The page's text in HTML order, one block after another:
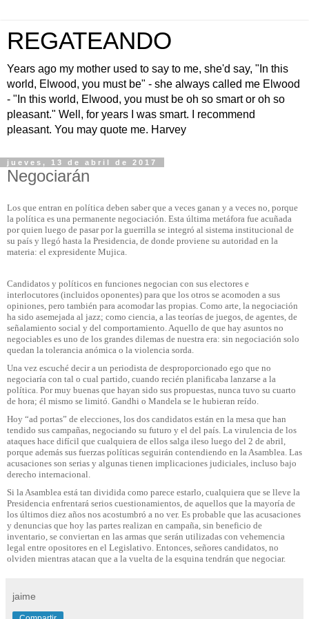
REGATEANDO
Years ago my mother used to say to me, she'd say, "In this
world, Elwood, you must be" - she always called me Elwood
- "In this world, Elwood, you must be oh so smart or oh so
pleasant." Well, for years I was smart. I recommend
pleasant. You may quote me. Harvey
jueves, 13 de abril de 2017
Negociarán
Los que entran en política deben saber que a veces ganan y a veces no, porque
la política es una permanente negociación. Esta última metáfora fue acuñada
por quien luego de pasar por la guerrilla se integró al sistema institucional de
su país y llegó hasta la Presidencia, de donde proviene su autoridad en la
materia: el expresidente Mujica.
Candidatos y políticos en funciones negocian con sus electores e
interlocutores (incluidos oponentes) para que los otros se acomoden a sus
opiniones, pero también para acomodar las propias. Como arte, la negociación
ha sido asemejada al jazz; como ciencia, a las teorías de juegos, de agentes, de
señalamiento social y del comportamiento. Aquello de que hay asuntos no
negociables es uno de los grandes dilemas de nuestra era: sin negociación solo
quedan la tolerancia anómica o la violencia sorda.
Una vez escuché decir a un periodista de desproporcionado ego que no
negociaría con tal o cual partido, cuando recién planificaba lanzarse a la
política. Por muy buenas que hayan sido sus propuestas, nunca tuvo su cuarto
de hora; él mismo se limitó. Gandhi o Mandela se le hubieran reído.
Hoy “ad portas” de elecciones, los dos candidatos están en la mesa que han
tendido sus campañas, negociando su futuro y el del país. La virulencia de los
ataques hace difícil que cualquiera de ellos salga ileso luego del 2 de abril,
porque además sus fuerzas políticas seguirán contendiendo en la Asamblea. Las
acusaciones son serias y algunas tienen implicaciones judiciales, incluso bajo
derecho internacional.
Si la Asamblea está tan dividida como parece estarlo, cualquiera que se lleve la
Presidencia enfrentará serios cuestionamientos, de aquellos que la mayoría de
los últimos diez años nos acostumbró a no ver. Es probable que las acusaciones
y denuncias que hoy las partes realizan en campaña, sin beneficio de
inventario, se conviertan en las armas que serán utilizadas con vehemencia
legal entre opositores en el Legislativo. Entonces, señores candidatos, no
olviden mientras atacan que a la vuelta de la esquina tendrán que negociar.
jaime